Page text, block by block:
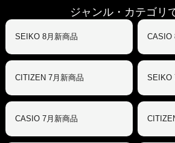
ジャンル・カテゴリ
SEIKO 8月新商品 CASIO
CITIZEN 7月新商品 SEIKO
CASIO 7月新商品